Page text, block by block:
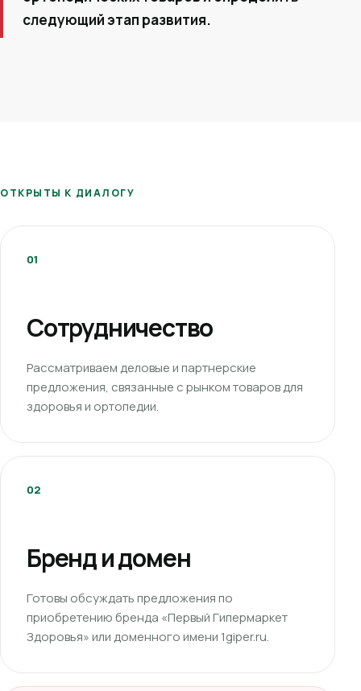
следующий этап развития.
ОТКРЫТЫ К ДИАЛОГУ
01
Сотрудничество
Рассматриваем деловые и партнерские
предложения, связанные с рынком товаров для
здоровья и ортопедии.
02
Бренд и домен
Готовы обсуждать предложения по
приобретению бренда «Первый Гипермаркет
Здоровья» или доменного имени 1giper.ru.